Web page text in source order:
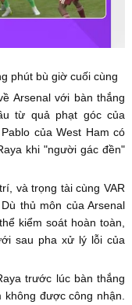
phút bù giờ cuối cùng
Arsenal với bàn thắng
từ quả phạt góc của
của West Ham có
khi "người gác đền"
và trọng tài cùng VAR
thủ môn của Arsenal
kiểm soát hoàn toàn,
sau pha xử lý lỗi của
trước lúc bàn thắng
được công nhận.